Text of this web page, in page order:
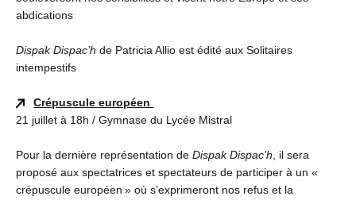
abdications
Dispak Dispac’h de Patricia Allio est édité aux Solitaires
intempestifs
Crépuscule européen
21 juillet à 18h / Gymnase du Lycée Mistral
Pour la dernière représentation de Dispak Dispac’h, il sera
proposé aux spectatrices et spectateurs de participer à un «
crépuscule européen » où s’exprimeront nos refus et la